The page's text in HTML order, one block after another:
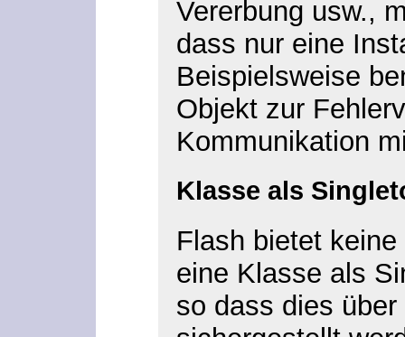
Vererbung usw.,
dass nur eine
Beispielsweise
Objekt zur
Kommunikation
Klasse als
Flash bietet
eine Klasse als
so dass dies